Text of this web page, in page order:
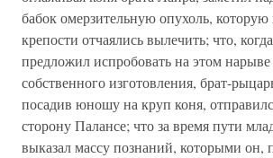
бабок омерзительную опухоль,
крепости отчаялись вылечить; что,
предложил испробовать на этом нарыве
собственного изготовления, брат-
посадив юношу на круп коня,
сторону Палансе; что за время пути
выказал массу познаний, которыми он,